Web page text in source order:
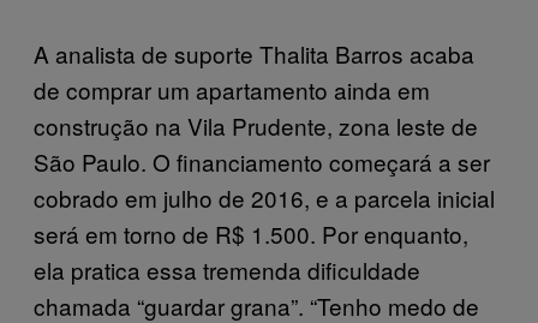
A analista de suporte Thalita Barros acaba
de comprar um apartamento ainda em
construção na Vila Prudente, zona leste de
São Paulo. O financiamento começará a ser
cobrado em julho de 2016, e a parcela inicial
será em torno de R$ 1.500. Por enquanto,
ela pratica essa tremenda dificuldade
chamada “guardar grana”. “Tenho medo de